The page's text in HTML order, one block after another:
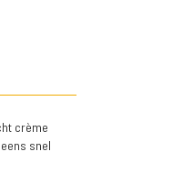
crème
snel